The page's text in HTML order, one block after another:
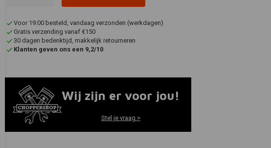
Voor 19:00 besteld, vandaag verzonden (werkdagen)
Gratis verzending vanaf €150
30 dagen bedenktijd, makkelijk retourneren
Klanten geven ons een 9,2/10
Wij zijn er voor jou!
Stel je vraag >